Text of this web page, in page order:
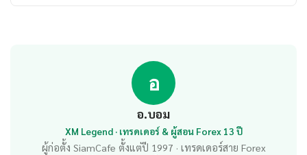
อ
อ.บอม
XM Legend · เทรดเดอร์ & ผู้สอน Forex 13 ปี
ผู้ก่อตั้ง SiamCafe ตั้งแต่ปี 1997 · เทรดเดอร์สาย Forex